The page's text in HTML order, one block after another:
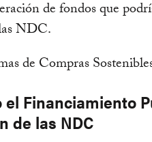
de fondos que
NDC.
Financiamiento
de las NDC